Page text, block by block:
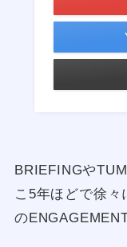
BRIEFINGや
こ5年ほどで徐々
のENGAGEMENT